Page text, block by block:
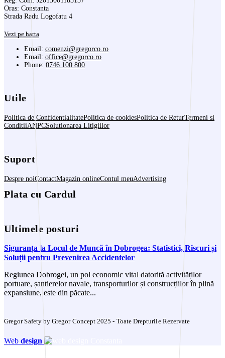
Oras: Constanta
Strada Radu Logofatu 4
Vezi pe harta
Email: comenzi@gregorco.ro
Email: office@gregorco.ro
Phone: 0746 100 800
Utile
Politica de ConfidentialitatePolitica de cookiesPolitica de ReturTermeni si
ConditiiANPCSolutionarea Litigiilor
Suport
Despre noiContactMagazin onlineContul meuAdvertising
Plata cu Cardul
Ultimele posturi
Siguranța la Locul de Muncă în Dobrogea: Statistici, Riscuri și
Soluții pentru Prevenirea Accidentelor
Regiunea Dobrogei, un pol economic vital datorită activităților
portuare, șantierelor navale, transporturilor și construcțiilor în plină
expansiune, este din păcate...
Gregor Safety by Gregor Concept 2025 - Toate Drepturile Rezervate
Web design